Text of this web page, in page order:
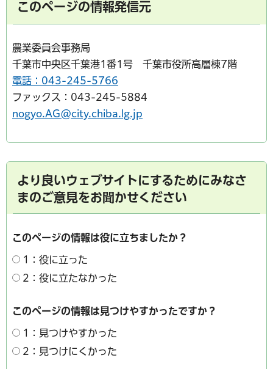
このページの情報発信元
農業委員会事務局
千葉市中央区千葉港1番1号 千葉市役所高層棟7階
電話：043-245-5766
ファックス：043-245-5884
nogyo.AG@city.chiba.lg.jp
より良いウェブサイトにするためにみなさ
まのご意見をお聞かせください
このページの情報は役に立ちましたか？
1：役に立った
2：役に立たなかった
このページの情報は見つけやすかったですか？
1：見つけやすかった
2：見つけにくかった